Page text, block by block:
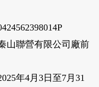
聯營有限公司廠前
年4月3日至7月31